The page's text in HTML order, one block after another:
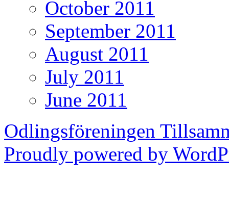
October 2011
September 2011
August 2011
July 2011
June 2011
Odlingsföreningen
Proudly powered by